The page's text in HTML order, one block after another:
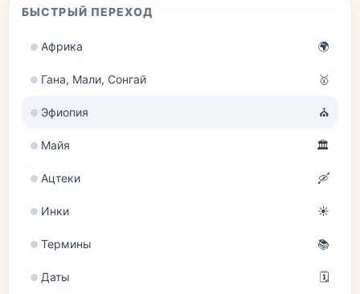
БЫСТРЫЙ ПЕРЕХОД
Африка 🌍
Гана, Мали, Сонгай 🥇
Эфиопия ⛪
Майя 🏛️
Ацтеки 🛶
Инки ☀️
Термины 📚
Даты 🗓️